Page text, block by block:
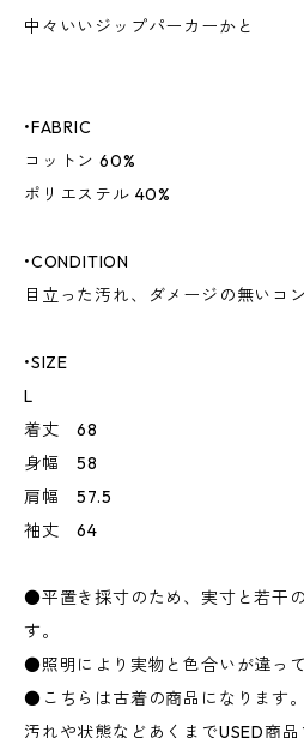
中々いいジップパーカーかと
•FABRIC
コットン 60%
ポリエステル 40%
•CONDITION
目立った汚れ、ダメージの無いコ
•SIZE
L
着丈 68
身幅 58
肩幅 57.5
袖丈 64
●平置き採寸のため、実寸と若干
す。
●照明により実物と色合いが違っ
●こちらは古着の商品になります。
汚れや状態などあくまでUSED商